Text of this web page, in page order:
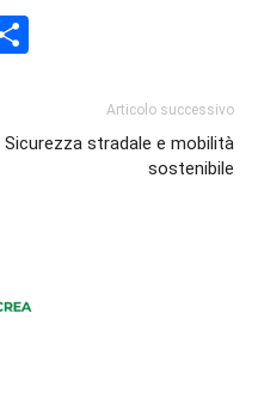
Articolo successivo
Sicurezza stradale e mobilità
sostenibile